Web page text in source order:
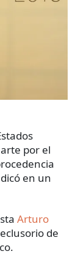
por el
en un
Arturo
de